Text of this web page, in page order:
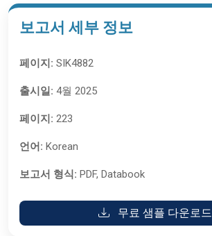
보고서 세부 정보
페이지: SIK4882
출시일: 4월 2025
페이지: 223
언어: Korean
보고서 형식: PDF, Databook
무료 샘플 다운로드